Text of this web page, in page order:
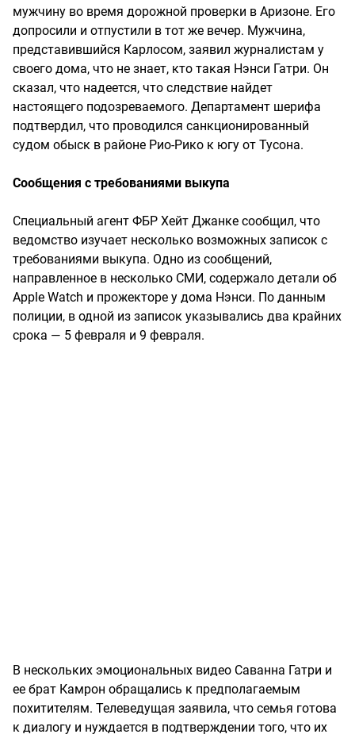
мужчину во время дорожной проверки в Аризоне. Его
допросили и отпустили в тот же вечер. Мужчина,
представившийся Карлосом, заявил журналистам у
своего дома, что не знает, кто такая Нэнси Гатри. Он
сказал, что надеется, что следствие найдет
настоящего подозреваемого. Департамент шерифа
подтвердил, что проводился санкционированный
судом обыск в районе Рио-Рико к югу от Тусона.
Сообщения с требованиями выкупа
Специальный агент ФБР Хейт Джанке сообщил, что
ведомство изучает несколько возможных записок с
требованиями выкупа. Одно из сообщений,
направленное в несколько СМИ, содержало детали об
Apple Watch и прожекторе у дома Нэнси. По данным
полиции, в одной из записок указывались два крайних
срока — 5 февраля и 9 февраля.
В нескольких эмоциональных видео Саванна Гатри и
ее брат Камрон обращались к предполагаемым
похитителям. Телеведущая заявила, что семья готова
к диалогу и нуждается в подтверждении того, что их